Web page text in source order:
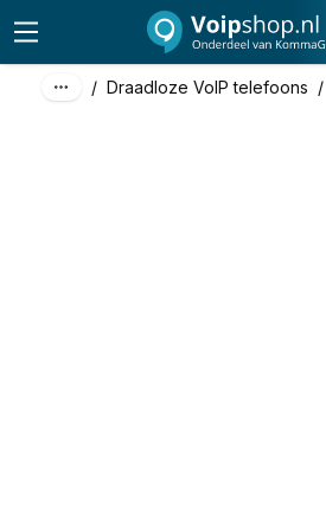
/ Draadloze VoIP telefoons /
excl. btw
incl. btw